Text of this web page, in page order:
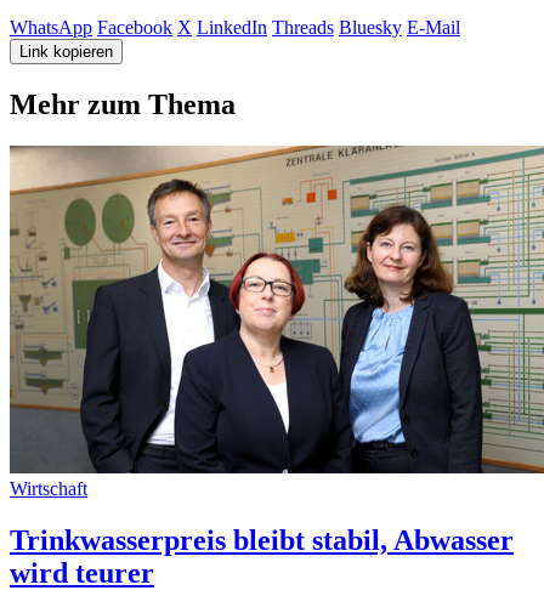
WhatsApp Facebook X LinkedIn Threads Bluesky E-Mail
Link kopieren
Mehr zum Thema
Wirtschaft
Trinkwasserpreis bleibt stabil, Abwasser
wird teurer